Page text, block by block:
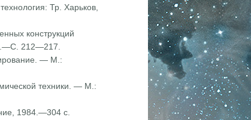
Тр. Харьков,
кон­струкций
212—217.
— М.:
техники. — М.:
1984.—304 с.